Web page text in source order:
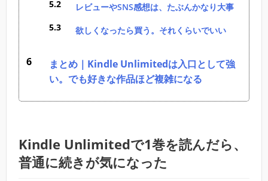
レビューやSNS感想は、たぶんかなり大事
欲しくなったら買う。それくらいでいい
まとめ｜Kindle Unlimitedは入口として強
い。でも好きな作品ほど複雑になる
Kindle Unlimitedで1巻を読んだら、
普通に続きが気になった